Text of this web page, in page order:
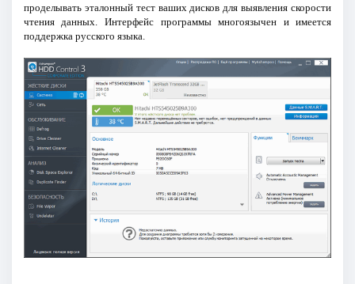
проделывать эталонный тест ваших дисков для выявления скорости
чтения данных. Интерфейс программы многоязычен и имеется
поддержка русского языка.